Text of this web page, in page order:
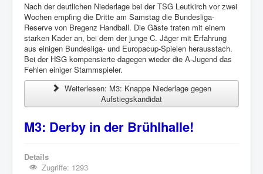
Nach der deutlichen Niederlage bei der TSG Leutkirch vor zwei
Wochen empfing die Dritte am Samstag die Bundesliga-
Reserve von Bregenz Handball. Die Gäste traten mit einem
starken Kader an, bei dem der junge C. Jäger mit Erfahrung
aus einigen Bundesliga- und Europacup-Spielen herausstach.
Bei der HSG kompensierte dagegen wieder die A-Jugend das
Fehlen einiger Stammspieler.
Weiterlesen: M3: Knappe Niederlage gegen
Aufstiegskandidat
M3: Derby in der Brühlhalle!
Details
Zugriffe: 1293